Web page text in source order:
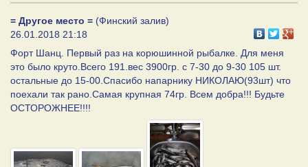
= Другое место = (Финский залив)
26.01.2018 21:18
Форт Шанц. Первый раз на корюшинной рыбалке. Для меня
это было круто.Всего 191.вес 3900гр. с 7-30 до 9-30 105 шт.
остальные до 15-00.Спасибо напарнику НИКОЛАЮ(93шт) что
поехали так рано.Самая крупная 74гр. Всем добра!!! Будьте
ОСТОРОЖНЕЕ!!!!